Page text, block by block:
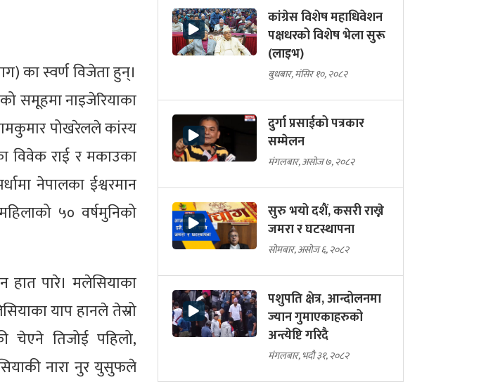
का स्वर्ण विजेता हुन्।
समूहमा नाइजेरियाका
पोखरेलले कांस्य
विवेक राई र मकाउका
नेपालका ईश्वरमान
५० वर्षमुनिको
हात पारे। मलेसियाका
याप हानले तेस्रो
चेएने तिजोई पहिलो,
नारा नुर युसुफले
कांग्रेस विशेष महाधिवेशन
पक्षधरको विशेष भेला सुरू
(लाइभ)
बुधबार, मंसिर १०, २०८२
दुर्गा प्रसाईको पत्रकार
सम्मेलन
मंगलबार, असोज ७, २०८२
सुरु भयो दशैं, कसरी राख्ने
जमरा र घटस्थापना
सोमबार, असोज ६, २०८२
पशुपति क्षेत्र, आन्दोलनमा
ज्यान गुमाएकाहरुको
अन्त्येष्टि गरिदै
मंगलबार, भदौ ३१, २०८२